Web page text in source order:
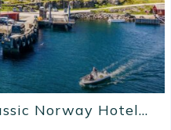
Norway Hotel...